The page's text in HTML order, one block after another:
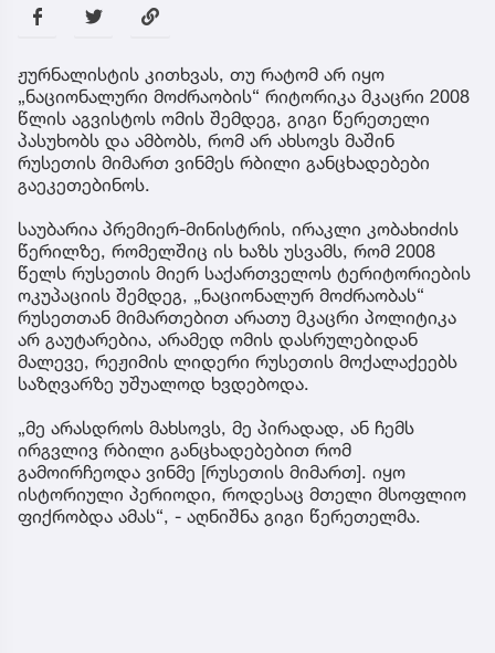
ჟურნალისტის კითხვას, თუ რატომ არ იყო
„ნაციონალური მოძრაობის“ რიტორიკა მკაცრი 2008
წლის აგვისტოს ომის შემდეგ, გიგი წერეთელი
პასუხობს და ამბობს, რომ არ ახსოვს მაშინ
რუსეთის მიმართ ვინმეს რბილი განცხადებები
გაეკეთებინოს.
საუბარია პრემიერ-მინისტრის, ირაკლი კობახიძის
წერილზე, რომელშიც ის ხაზს უსვამს, რომ 2008
წელს რუსეთის მიერ საქართველოს ტერიტორიების
ოკუპაციის შემდეგ, „ნაციონალურ მოძრაობას“
რუსეთთან მიმართებით არათუ მკაცრი პოლიტიკა
არ გაუტარებია, არამედ ომის დასრულებიდან
მალევე, რეჟიმის ლიდერი რუსეთის მოქალაქეებს
საზღვარზე უშუალოდ ხვდებოდა.
„მე არასდროს მახსოვს, მე პირადად, ან ჩემს
ირგვლივ რბილი განცხადებებით რომ
გამოირჩეოდა ვინმე [რუსეთის მიმართ]. იყო
ისტორიული პერიოდი, როდესაც მთელი მსოფლიო
ფიქრობდა ამას“, - აღნიშნა გიგი წერეთელმა.